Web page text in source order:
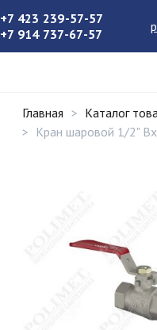
+7 423 239-57-57
+7 914 737-67-57
Главная Каталог
Кран шаровой 1/2"